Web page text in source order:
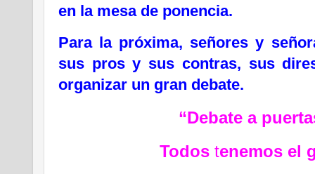
en la mesa de ponencia.
Para la próxima, señores y
sus pros y sus contras, sus
organizar un gran debate.
“Debate a
Todos tenemos el